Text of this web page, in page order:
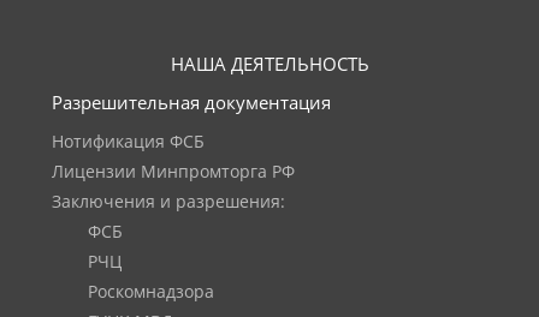
НАША ДЕЯТЕЛЬНОСТЬ
Разрешительная документация
Нотификация ФСБ
Лицензии Минпромторга РФ
Заключения и разрешения:
ФСБ
РЧЦ
Роскомнадзора